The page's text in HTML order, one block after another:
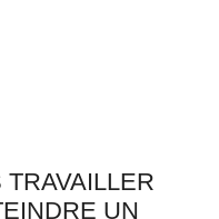
TRAVAILLER
UN